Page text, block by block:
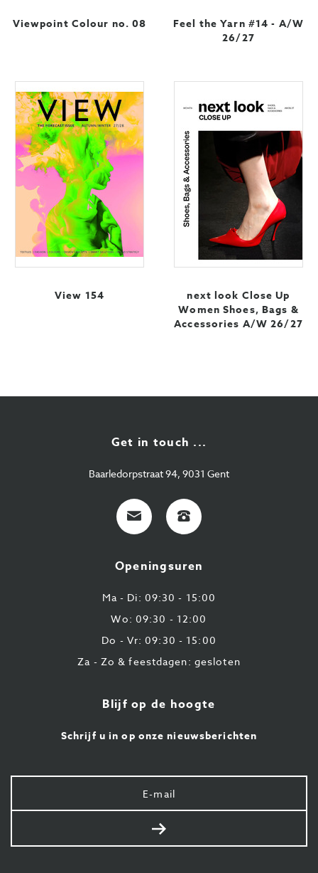
Viewpoint Colour no. 08
Feel the Yarn #14 - A/W
26/27
View 154
next look Close Up
Women Shoes, Bags &
Accessories A/W 26/27
Get in touch ...
Baarledorpstraat 94, 9031 Gent
E-
mail
+32
9
43
87
Openingsuren
Ma - Di: 09:30 - 15:00
Wo: 09:30 - 12:00
Do - Vr: 09:30 - 15:00
Za - Zo & feestdagen: gesloten
Blijf op de hoogte
Schrijf u in op onze nieuwsberichten
Uw
e-
mail
Verstuur